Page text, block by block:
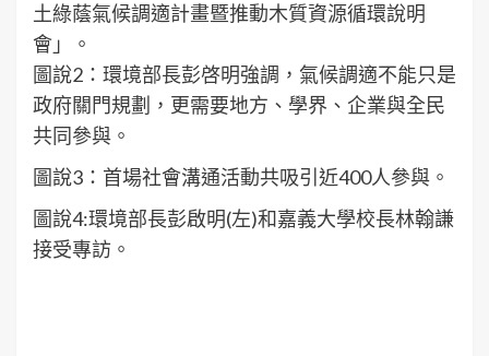
土綠蔭氣候調適計畫暨推動木質資源循環說明
會」。
圖說2：環境部長彭啓明強調，氣候調適不能只是
政府關門規劃，更需要地方、學界、企業與全民
共同參與。
圖說3：首場社會溝通活動共吸引近400人參與。
圖說4:環境部長彭啟明(左)和嘉義大學校長林翰謙
接受專訪。